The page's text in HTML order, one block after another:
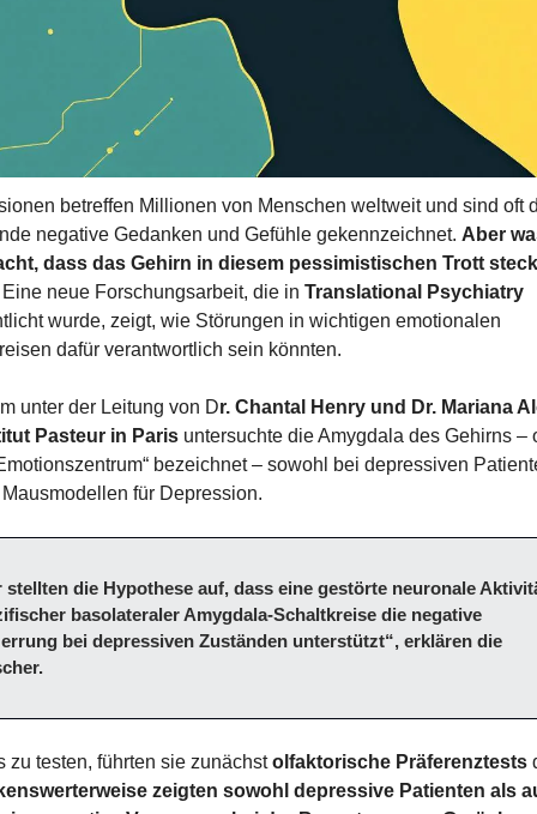
betreffen Millionen von Menschen weltweit und sind oft
negative Gedanken und Gefühle gekennzeichnet. Aber
dass das Gehirn in diesem pessimistischen Trott
neue Forschungsarbeit, die in Translational Psychiatry
wurde, zeigt, wie Störungen in wichtigen emotionalen
dafür verantwortlich sein könnten.
unter der Leitung von Dr. Chantal Henry und Dr. Mariana
Pasteur in Paris untersuchte die Amygdala des Gehirns –
bezeichnet – sowohl bei depressiven
für Depression.
stellten die Hypothese auf, dass eine gestörte neuronale
basolateraler Amygdala-Schaltkreise die negative
bei depressiven Zuständen unterstützt“, erklären die
zu testen, führten sie zunächst olfaktorische Präferenztests
zeigten sowohl depressive Patienten als